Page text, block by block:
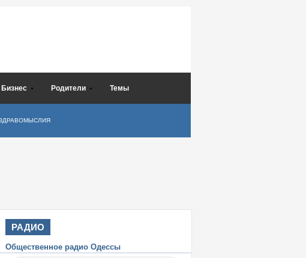
Бизнес Родители Темы
РАДИО
Общественное радио Одессы